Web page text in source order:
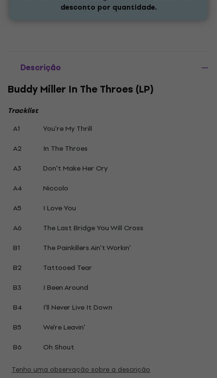
desconto por quantidade.
Descrição
Buddy Miller In The Throes (LP)
Tracklist
A1
You're My Thrill
A2
In The Throes
A3
Don't Make Her Cry
A4
Niccolo
A5
I Love You
A6
The Last Bridge You Will Cross
B1
The Painkillers Ain't Workin'
B2
Tattooed Tear
B3
I Been Around
B4
I'll Never Live It Down
B5
We're Leavin'
B6
Oh Shout
Tenho uma observação sobre a descrição